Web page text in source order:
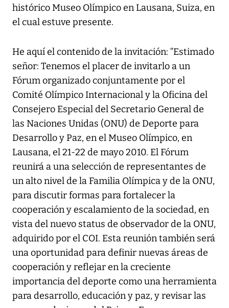
histórico Museo Olímpico en Lausana, Suiza, en
el cual estuve presente.
He aquí el contenido de la invitación: “Estimado
señor: Tenemos el placer de invitarlo a un
Fórum organizado conjuntamente por el
Comité Olímpico Internacional y la Oficina del
Consejero Especial del Secretario General de
las Naciones Unidas (ONU) de Deporte para
Desarrollo y Paz, en el Museo Olímpico, en
Lausana, el 21-22 de mayo 2010. El Fórum
reunirá a una selección de representantes de
un alto nivel de la Familia Olímpica y de la ONU,
para discutir formas para fortalecer la
cooperación y escalamiento de la sociedad, en
vista del nuevo status de observador de la ONU,
adquirido por el COI. Esta reunión también será
una oportunidad para definir nuevas áreas de
cooperación y reflejar en la creciente
importancia del deporte como una herramienta
para desarrollo, educación y paz, y revisar las